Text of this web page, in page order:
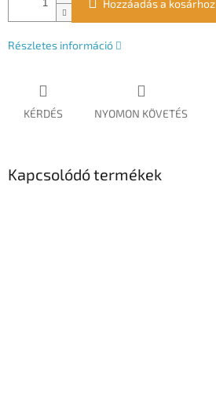
Hozzáadás a kosárhoz
Részletes információ
KÉRDÉS NYOMON KÖVETÉS
Kapcsolódó termékek